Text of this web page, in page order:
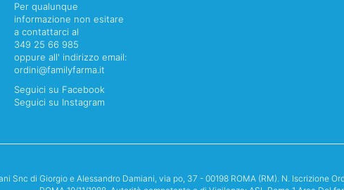
Per qualunque
informazione non esitare
a contattarci al
349 25 66 985
oppure all' indirizzo email:
ordini@familyfarma.it
Seguici su Facebook
Seguici su Instagram
Snc di Giorgio e Alessandro Damiani, via po, 37 - 00198 ROMA (RM). N. Iscrizione